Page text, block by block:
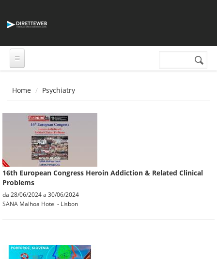
Form di
Cerca nel sito
Home Psychiatry
16th European Congress Heroin Addiction & Related Clinical
Problems
da 28/06/2024a 30/06/2024
SANA Malhoa Hotel - Lisbon